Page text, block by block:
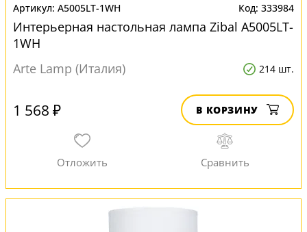
A5005LT-1WH 333984
Интерьерная настольная лампа Zibal A5005LT-
1WH
Arte Lamp (Италия)
214 шт.
1 568 ₽ В КОРЗИНУ